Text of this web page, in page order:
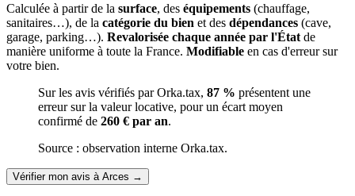
Calculée à partir de la surface, des équipements (chauffage,
sanitaires…), de la catégorie du bien et des dépendances (cave,
garage, parking…). Revalorisée chaque année par l'État de
manière uniforme à toute la France. Modifiable en cas d'erreur sur
votre bien.
Sur les avis vérifiés par Orka.tax, 87 % présentent une
erreur sur la valeur locative, pour un écart moyen
confirmé de 260 € par an.
Source : observation interne Orka.tax.
Vérifier mon avis à Arces →